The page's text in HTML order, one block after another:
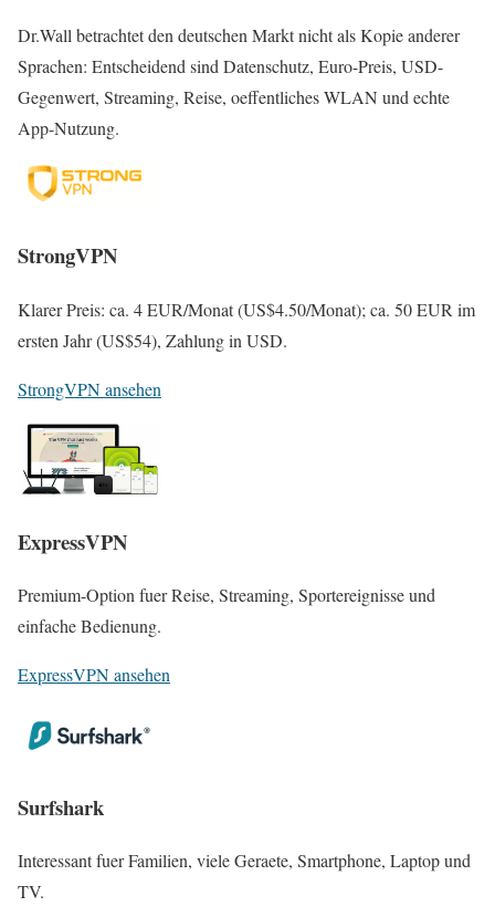
Dr.Wall betrachtet den deutschen Markt nicht als Kopie anderer
Sprachen: Entscheidend sind Datenschutz, Euro-Preis, USD-
Gegenwert, Streaming, Reise, oeffentliches WLAN und echte
App-Nutzung.
StrongVPN
Klarer Preis: ca. 4 EUR/Monat (US$4.50/Monat); ca. 50 EUR im
ersten Jahr (US$54), Zahlung in USD.
StrongVPN ansehen
ExpressVPN
Premium-Option fuer Reise, Streaming, Sportereignisse und
einfache Bedienung.
ExpressVPN ansehen
Surfshark
Interessant fuer Familien, viele Geraete, Smartphone, Laptop und
TV.